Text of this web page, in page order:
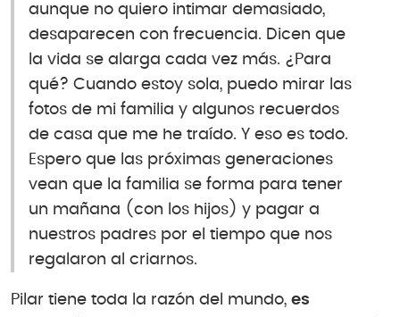
aunque no quiero intimar demasiado,
desaparecen con frecuencia. Dicen que
la vida se alarga cada vez más. ¿Para
qué? Cuando estoy sola, puedo mirar las
fotos de mi familia y algunos recuerdos
de casa que me he traído. Y eso es todo.
Espero que las próximas generaciones
vean que la familia se forma para tener
un mañana (con los hijos) y pagar a
nuestros padres por el tiempo que nos
regalaron al criarnos.
Pilar tiene toda la razón del mundo, es